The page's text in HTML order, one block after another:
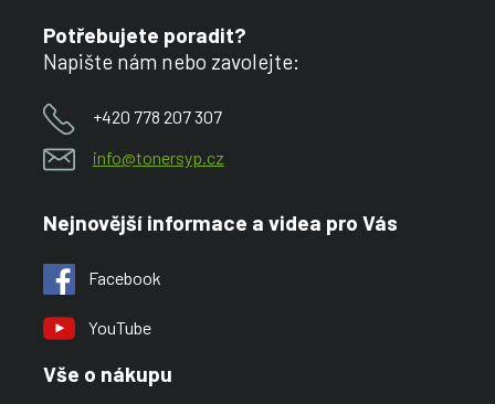
Potřebujete poradit?
Napište nám nebo zavolejte:
+420 778 207 307
info@tonersyp.cz
Nejnovější informace a videa pro Vás
Facebook
YouTube
Vše o nákupu